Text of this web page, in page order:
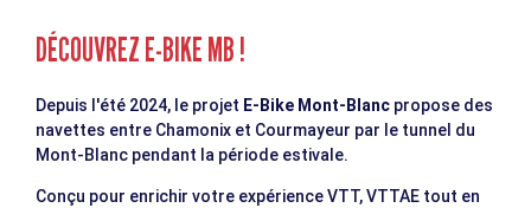
DÉCOUVREZ E-BIKE MB !
Depuis l'été 2024, le projet E-Bike Mont-Blanc propose des
navettes entre Chamonix et Courmayeur par le tunnel du
Mont-Blanc pendant la période estivale.
Conçu pour enrichir votre expérience VTT, VTTAE tout en